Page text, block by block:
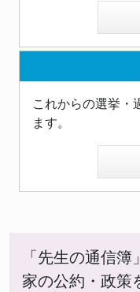
これからの選挙・
ます。
「先生の通信
家の公約・政策